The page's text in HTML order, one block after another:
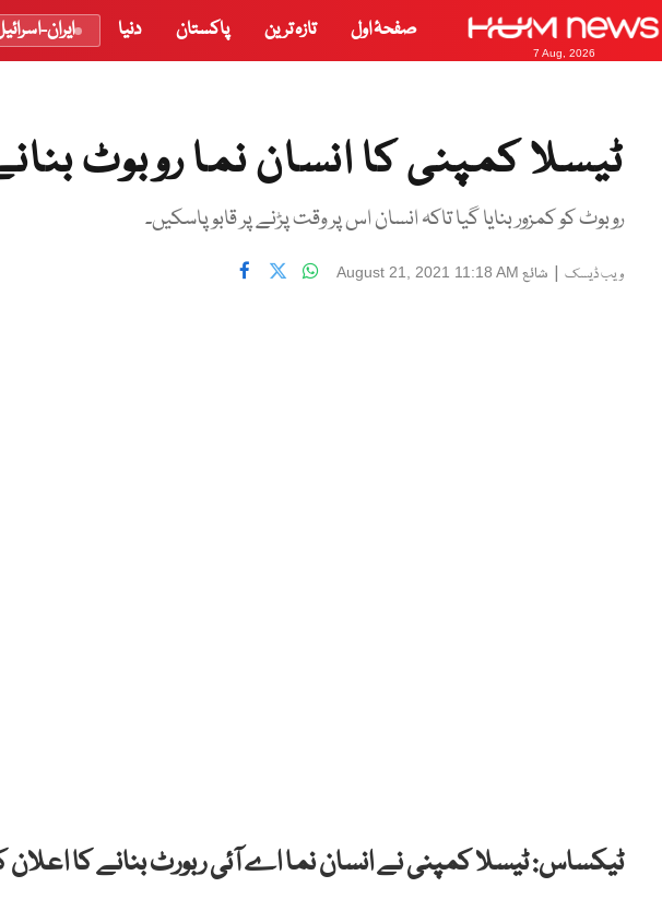
7 Aug, 2026
صفحۂ اول تازہ ترین پاکستان دنیا ایران-
ٹیسلا کمپنی کا انسان نما روبوٹ
روبوٹ کو کمزور بنایا گیا تاکہ انسان اس پر وقت پڑنے پر قابو پاسکیں۔
ویب ڈیسک | شائع August 21, 2021 11:18 AM
ٹیکساس: ٹیسلا کمپنی نے انسان نما اے آئی ربورٹ بنانے کا اعلان